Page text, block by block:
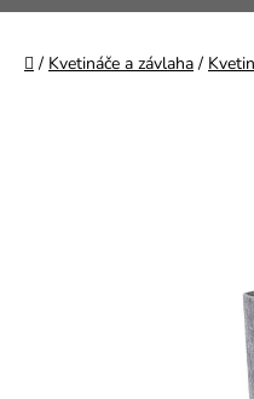
Domov
/ Kvetináče a závlaha /